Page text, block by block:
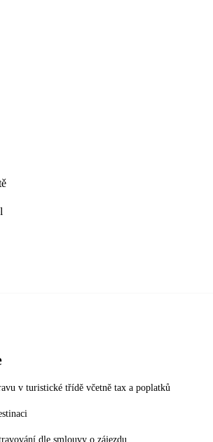
v turistické třídě včetně tax a poplatků
dle smlouvy o zájezdu